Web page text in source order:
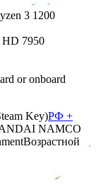
3 1200
HD 7950
or onboard
Key)РФ +
NAMCO
Возрастной